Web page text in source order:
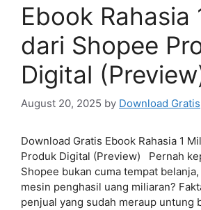
Ebook Rahasia
dari Shopee
Digital
August 20, 2025 by Download Gratis
Download Gratis Ebook Rahasia 1
Produk Digital (Preview) Pernah
Shopee bukan cuma tempat
mesin penghasil uang miliaran?
penjual yang sudah meraup untung